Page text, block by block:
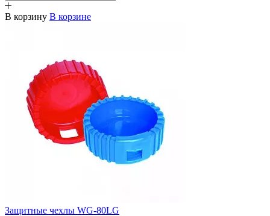
В корзину В корзине
Защитные чехлы WG-80LG